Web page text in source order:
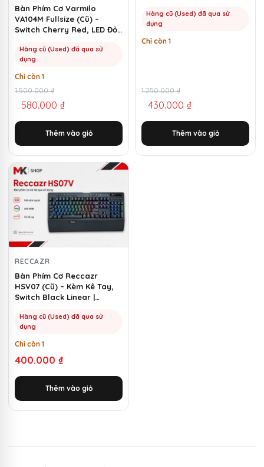
Bàn Phím Cơ Varmilo
VA104M Fullsize (Cũ) –
Switch Cherry Red, LED Đỏ |
Hàng cũ (Used) đã qua sử
dụng
Chỉ còn 1
1.500.000₫
Giá
gốc
là:
1.500.000 ₫.
580.000 ₫
Giá
hiện
tại
là:
580.000 ₫.
Thêm vào giỏ
Hàng cũ (Used) đã qua sử
dụng
Chỉ còn 1
1.250.000₫
Giá
gốc
là:
1.250.000 ₫.
430.000 ₫
Giá
hiện
tại
là:
430.000 ₫.
Thêm vào giỏ
RECCAZR
Bàn Phím Cơ Reccazr
HSV07 (Cũ) – Kèm Kê Tay,
Switch Black Linear |
Hàng cũ (Used) đã qua sử
dụng
Chỉ còn 1
400.000 ₫
Thêm vào giỏ